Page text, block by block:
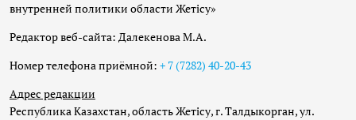
внутренней политики области Жетісу»
Редактор веб-сайта: Далекенова М.А.
Номер телефона приёмной: + 7 (7282) 40-20-43
Адрес редакции
Республика Казахстан, область Жетісу, г. Талдыкорган, ул.